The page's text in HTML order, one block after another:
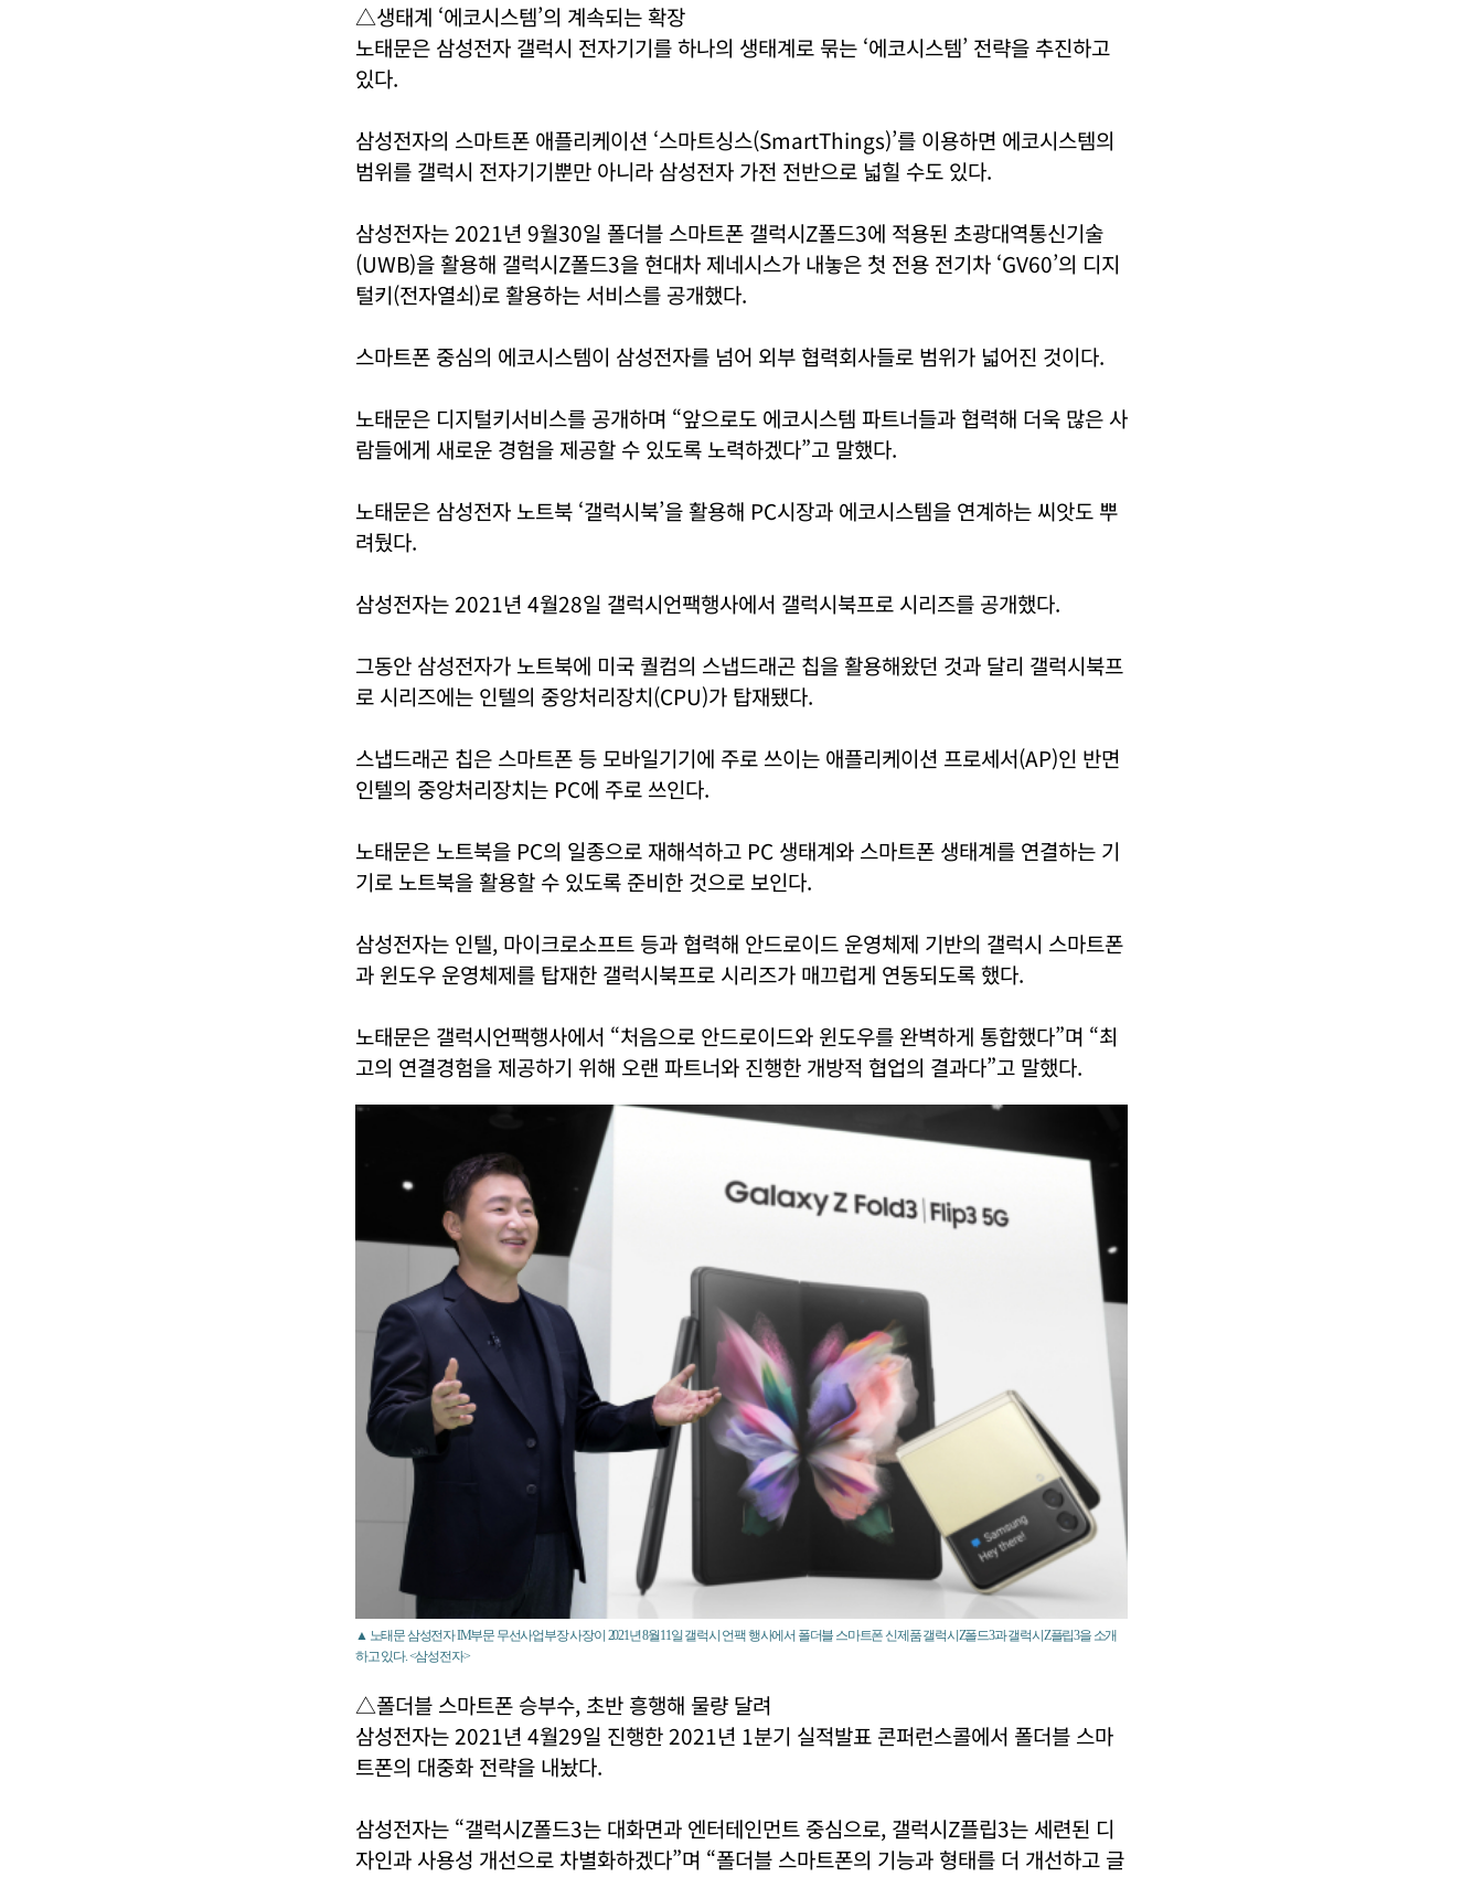
△생태계 ‘에코시스템’의 계속되는 확장
노태문은 삼성전자 갤럭시 전자기기를 하나의 생태계로 묶는 ‘에코시스템’ 전략을 추진하고
있다.
삼성전자의 스마트폰 애플리케이션 ‘스마트싱스(SmartThings)’를 이용하면 에코시스템의
범위를 갤럭시 전자기기뿐만 아니라 삼성전자 가전 전반으로 넓힐 수도 있다.
삼성전자는 2021년 9월30일 폴더블 스마트폰 갤럭시Z폴드3에 적용된 초광대역통신기술
(UWB)을 활용해 갤럭시Z폴드3을 현대차 제네시스가 내놓은 첫 전용 전기차 ‘GV60’의 디지
털키(전자열쇠)로 활용하는 서비스를 공개했다.
스마트폰 중심의 에코시스템이 삼성전자를 넘어 외부 협력회사들로 범위가 넓어진 것이다.
노태문은 디지털키서비스를 공개하며 “앞으로도 에코시스템 파트너들과 협력해 더욱 많은 사
람들에게 새로운 경험을 제공할 수 있도록 노력하겠다”고 말했다.
노태문은 삼성전자 노트북 ‘갤럭시북’을 활용해 PC시장과 에코시스템을 연계하는 씨앗도 뿌
려뒀다.
삼성전자는 2021년 4월28일 갤럭시언팩행사에서 갤럭시북프로 시리즈를 공개했다.
그동안 삼성전자가 노트북에 미국 퀄컴의 스냅드래곤 칩을 활용해왔던 것과 달리 갤럭시북프
로 시리즈에는 인텔의 중앙처리장치(CPU)가 탑재됐다.
스냅드래곤 칩은 스마트폰 등 모바일기기에 주로 쓰이는 애플리케이션 프로세서(AP)인 반면
인텔의 중앙처리장치는 PC에 주로 쓰인다.
노태문은 노트북을 PC의 일종으로 재해석하고 PC 생태계와 스마트폰 생태계를 연결하는 기
기로 노트북을 활용할 수 있도록 준비한 것으로 보인다.
삼성전자는 인텔, 마이크로소프트 등과 협력해 안드로이드 운영체제 기반의 갤럭시 스마트폰
과 윈도우 운영체제를 탑재한 갤럭시북프로 시리즈가 매끄럽게 연동되도록 했다.
노태문은 갤럭시언팩행사에서 “처음으로 안드로이드와 윈도우를 완벽하게 통합했다”며 “최
고의 연결경험을 제공하기 위해 오랜 파트너와 진행한 개방적 협업의 결과다”고 말했다.
▲ 노태문 삼성전자 IM부문 무선사업부장 사장이 2021년 8월11일 갤럭시 언팩 행사에서 폴더블 스마트폰 신제품 갤럭시Z폴드3과 갤럭시Z플립3을 소개
하고 있다. <삼성전자>
△폴더블 스마트폰 승부수, 초반 흥행해 물량 달려
삼성전자는 2021년 4월29일 진행한 2021년 1분기 실적발표 콘퍼런스콜에서 폴더블 스마
트폰의 대중화 전략을 내놨다.
삼성전자는 “갤럭시Z폴드3는 대화면과 엔터테인먼트 중심으로, 갤럭시Z플립3는 세련된 디
자인과 사용성 개선으로 차별화하겠다”며 “폴더블 스마트폰의 기능과 형태를 더 개선하고 글